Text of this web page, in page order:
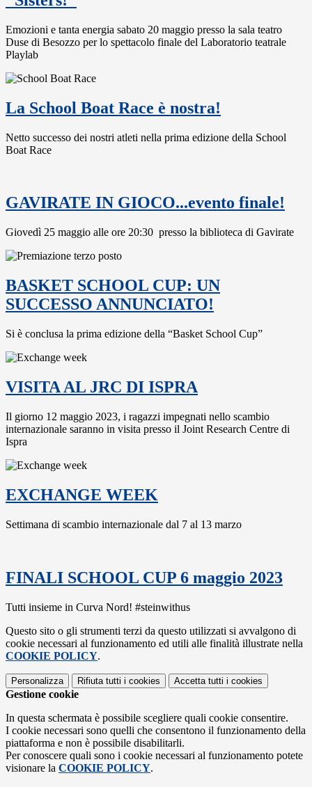
Emozioni e tanta energia sabato 20 maggio presso la sala teatro
Duse di Besozzo per lo spettacolo finale del Laboratorio teatrale
Playlab
La School Boat Race è nostra!
Netto successo dei nostri atleti nella prima edizione della School
Boat Race
GAVIRATE IN GIOCO...evento finale!
Giovedì 25 maggio alle ore 20:30 presso la biblioteca di Gavirate
BASKET SCHOOL CUP: UN
SUCCESSO ANNUNCIATO!
Si è conclusa la prima edizione della “Basket School Cup”
VISITA AL JRC DI ISPRA
Il giorno 12 maggio 2023, i ragazzi impegnati nello scambio
internazionale saranno in visita presso il Joint Research Centre di
Ispra
EXCHANGE WEEK
Settimana di scambio internazionale dal 7 al 13 marzo
FINALI SCHOOL CUP 6 maggio 2023
Tutti insieme in Curva Nord! #steinwithus
Questo sito o gli strumenti terzi da questo utilizzati si avvalgono di
cookie necessari al funzionamento ed utili alle finalità illustrate nella
COOKIE POLICY.
Personalizza Rifiuta tutti i cookies Accetta tutti i cookies
Gestione cookie
In questa schermata è possibile scegliere quali cookie consentire.
I cookie necessari sono quelli che consentono il funzionamento della
piattaforma e non è possibile disabilitarli.
Per conoscere quali sono i cookie necessari al funzionamento potete
visionare la COOKIE POLICY.